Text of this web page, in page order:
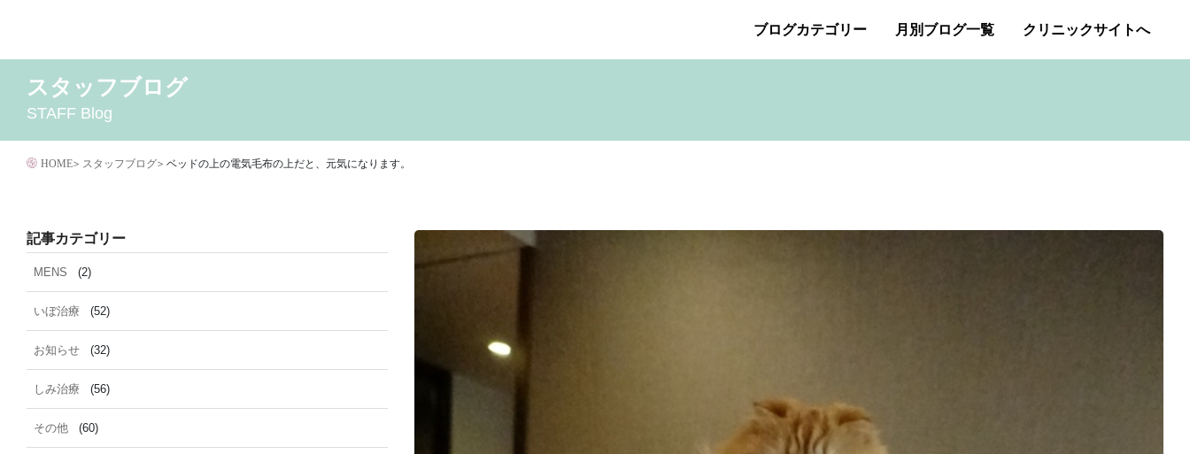
テ
へ
ブログカテゴリー
MENS いぼ治療
イボクリア
ダイエット
トーニング ニキビクリア ニキビ治療 ニキビ痕の凹み（ニキビ痕のクレーター）
ニキビ痕の凹み（ニキビ痕のクレーター）オリジナルピーリング
ニキビ跡・凹みクレーター治療
ニキビ跡治療
花粉症
月別ブログ一覧
2026年8月 2026年7月
クリニックサイトへ
スタッフブログ
STAFF Blog
HOME> スタッフブログ> ベッドの上の電気毛布の上だと、元気になります。
記事カテゴリー
MENS (2)
いぼ治療 (52)
お知らせ (32)
しみ治療 (56)
その他 (60)